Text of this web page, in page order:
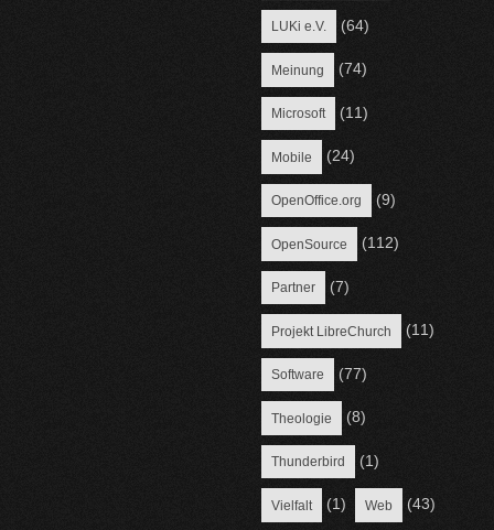
LUKi e.V. (64)
Meinung (74)
Microsoft (11)
Mobile (24)
OpenOffice.org (9)
OpenSource (112)
Partner (7)
Projekt LibreChurch (11)
Software (77)
Theologie (8)
Thunderbird (1)
Vielfalt (1) Web (43)